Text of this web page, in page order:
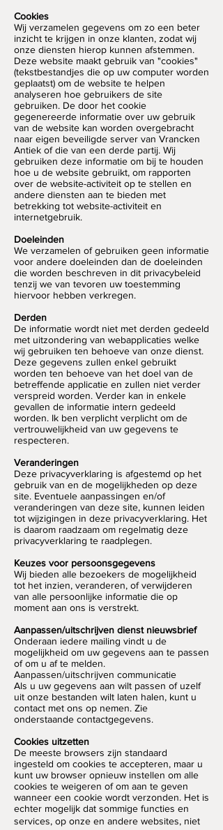
Cookies
Wij verzamelen gegevens om zo een beter
inzicht te krijgen in onze klanten, zodat wij
onze diensten hierop kunnen afstemmen.
Deze website maakt gebruik van "cookies"
(tekstbestandjes die op uw computer worden
geplaatst) om de website te helpen
analyseren hoe gebruikers de site
gebruiken. De door het cookie
gegenereerde informatie over uw gebruik
van de website kan worden overgebracht
naar eigen beveiligde server van Vrancken
Antiek of die van een derde partij. Wij
gebruiken deze informatie om bij te houden
hoe u de website gebruikt, om rapporten
over de website-activiteit op te stellen en
andere diensten aan te bieden met
betrekking tot website-activiteit en
internetgebruik.
Doeleinden
We verzamelen of gebruiken geen informatie
voor andere doeleinden dan de doeleinden
die worden beschreven in dit privacybeleid
tenzij we van tevoren uw toestemming
hiervoor hebben verkregen.
Derden
De informatie wordt niet met derden gedeeld
met uitzondering van webapplicaties welke
wij gebruiken ten behoeve van onze dienst.
Deze gegevens zullen enkel gebruikt
worden ten behoeve van het doel van de
betreffende applicatie en zullen niet verder
verspreid worden. Verder kan in enkele
gevallen de informatie intern gedeeld
worden. Ik ben verplicht verplicht om de
vertrouwelijkheid van uw gegevens te
respecteren.
Veranderingen
Deze privacyverklaring is afgestemd op het
gebruik van en de mogelijkheden op deze
site. Eventuele aanpassingen en/of
veranderingen van deze site, kunnen leiden
tot wijzigingen in deze privacyverklaring. Het
is daarom raadzaam om regelmatig deze
privacyverklaring te raadplegen.
Keuzes voor persoonsgegevens
Wij bieden alle bezoekers de mogelijkheid
tot het inzien, veranderen, of verwijderen
van alle persoonlijke informatie die op
moment aan ons is verstrekt.
Aanpassen/uitschrijven dienst nieuwsbrief
Onderaan iedere mailing vindt u de
mogelijkheid om uw gegevens aan te passen
of om u af te melden.
Aanpassen/uitschrijven communicatie
Als u uw gegevens aan wilt passen of uzelf
uit onze bestanden wilt laten halen, kunt u
contact met ons op nemen. Zie
onderstaande contactgegevens.
Cookies uitzetten
De meeste browsers zijn standaard
ingesteld om cookies te accepteren, maar u
kunt uw browser opnieuw instellen om alle
cookies te weigeren of om aan te geven
wanneer een cookie wordt verzonden. Het is
echter mogelijk dat sommige functies en
services, op onze en andere websites, niet